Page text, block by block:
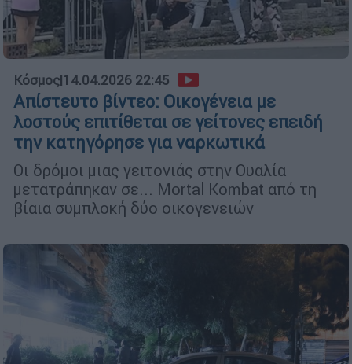
Κόσμος|14.04.2026 22:45
Απίστευτο βίντεο: Οικογένεια με
λοστούς επιτίθεται σε γείτονες επειδή
την κατηγόρησε για ναρκωτικά
Οι δρόμοι μιας γειτονιάς στην Ουαλία
μετατράπηκαν σε... Mortal Kombat από τη
βίαια συμπλοκή δύο οικογενειών